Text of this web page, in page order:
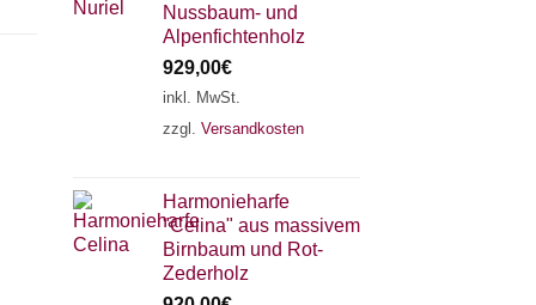
Nussbaum- und
Alpenfichtenholz
929,00€
inkl. MwSt.
zzgl. Versandkosten
Harmonieharfe
"Celina" aus massivem
Birnbaum und Rot-
Zederholz
18 SAITEN 21 SAITEN 25 SAITEN